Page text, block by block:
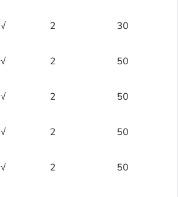
√ 2 30
√ 2 50
√ 2 50
√ 2 50
√ 2 50